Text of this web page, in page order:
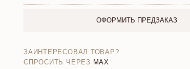
ОФОРМИТЬ ПРЕДЗАКАЗ
ЗАИНТЕРЕСОВАЛ ТОВАР?
СПРОСИТЬ ЧЕРЕЗ MAX